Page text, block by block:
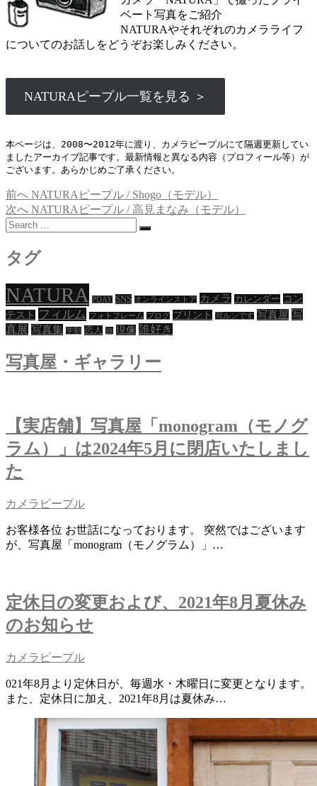
ベート写真をご紹介
NATURAやそれぞれのカメラライフ
についてのお話しをどうぞお楽しみください。
NATURAピープル一覧を見る ＞
本ページは、2008〜2012年に渡り、カメラピープルにて隔週更新してい
ましたアーカイブ記事です。最新情報と異なる内容（プロフィール等）が
ございます。あらかじめご了承ください。
投
稿
ビ
ゲ
ー
シ
ョ
前へ 過
去
の
稿:
NATURAピープル / Shogo（モデル）
次へ 次
の
稿:
NATURAピープル / 高見まなみ（モデル）
Search
…
タグ
NATURA PDAY SNS オンラインストア カメラ カレンダー コン
テスト フィルム フォトフレーム ブログ プリント 写ルンです 写真屋 写
真展 写真集 学割 恋人 旅 現像 誰好き
写真屋・ギャラリー
【実店舗】写真屋「monogram（モノグ
ラム）」は2024年5月に閉店いたしまし
た
カメラピープル
お客様各位 お世話になっております。 突然ではございます
が、写真屋「monogram（モノグラム）」…
定休日の変更および、2021年8月夏休み
のお知らせ
カメラピープル
021年8月より定休日が、毎週水・木曜日に変更となります。
また、定休日に加え、2021年8月は夏休み…